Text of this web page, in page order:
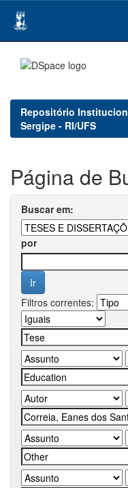
navigation
Repositório
Sergipe - RI/UFS
Página de
Buscar em:
por
Filtros correntes: